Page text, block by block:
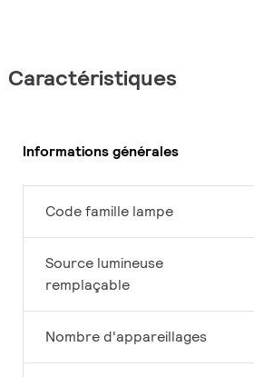
Caractéristiques
Informations générales
Code famille lampe
Source lumineuse
remplaçable
Nombre d'appareillages